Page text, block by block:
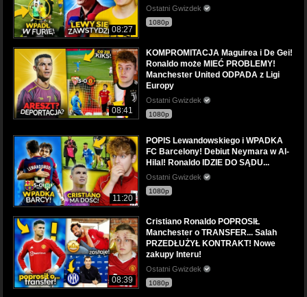
08:27
Ostatni Gwizdek
1080p
08:41
KOMPROMITACJA Maguirea i De Gei!
Ronaldo może MIEĆ PROBLEMY!
Manchester United ODPADA z Ligi
Europy
Ostatni Gwizdek
1080p
11:20
POPIS Lewandowskiego i WPADKA
FC Barcelony! Debiut Neymara w Al-
Hilal! Ronaldo IDZIE DO SĄDU...
Ostatni Gwizdek
1080p
08:39
Cristiano Ronaldo POPROSIŁ
Manchester o TRANSFER... Salah
PRZEDŁUŻYŁ KONTRAKT! Nowe
zakupy Interu!
Ostatni Gwizdek
1080p